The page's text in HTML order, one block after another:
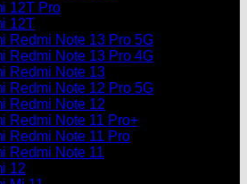
12T Pro
12T
Redmi Note 13 Pro 5G
Redmi Note 13 Pro 4G
Redmi Note 13
Redmi Note 12 Pro 5G
Redmi Note 12
Redmi Note 11 Pro+
Redmi Note 11 Pro
Redmi Note 11
12